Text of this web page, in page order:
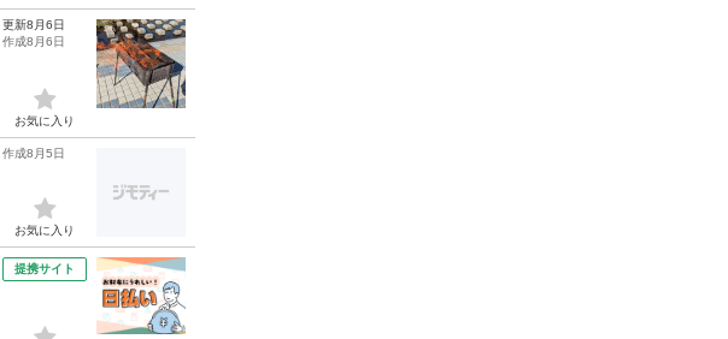
更新8月6日
作成8月6日
お気に入り
作成8月5日
お気に入り
提携サイト